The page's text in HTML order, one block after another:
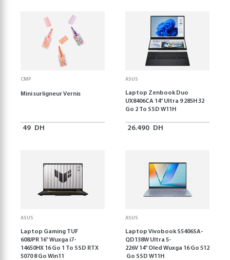
CMP
Mini surligneur Vernis
49 DH
ASUS
Laptop Zenbook Duo
UX8406CA 14'' Ultra 9 285H 32
Go 2 To SSD W11H
26.490 DH
ASUS
Laptop Gaming TUF
608JPR 16'' Wuxga i7-
14650HX 16 Go 1 To SSD RTX
5070 8 Go Win11
ASUS
Laptop Vivobook S5406SA-
QD138W Ultra 5-
226V 14" Oled Wuxga 16 Go 512
Go SSD W11H